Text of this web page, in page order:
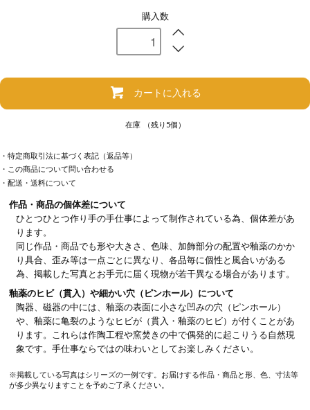
購入数
カートに入れる
在庫 （残り5個）
・特定商取引法に基づく表記（返品等）
・この商品について問い合わせる
・配送・送料について
作品・商品の個体差について
ひとつひとつ作り手の手仕事によって制作されている為、個体差があ
ります。
同じ作品・商品でも形や大きさ、色味、加飾部分の配置や釉薬のかか
り具合、歪み等は一点ごとに異なり、各品毎に個性と風合いがある
為、掲載した写真とお手元に届く現物が若干異なる場合があります。
釉薬のヒビ（貫入）や細かい穴（ピンホール）について
陶器、磁器の中には、釉薬の表面に小さな凹みの穴（ピンホール）
や、釉薬に亀裂のようなヒビが（貫入・釉薬のヒビ）が付くことがあ
ります。これらは作陶工程や窯焚きの中で偶発的に起こりうる自然現
象です。手仕事ならではの味わいとしてお楽しみください。
※掲載している写真はシリーズの一例です。お届けする作品・商品と形、色、寸法等
が多少異なりますことを予めご了承ください。